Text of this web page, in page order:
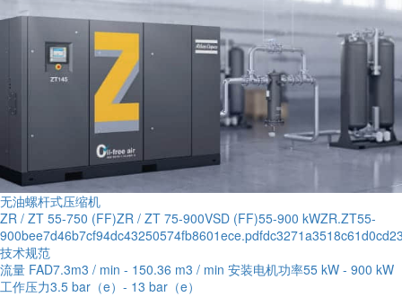
无油螺杆式压缩机
ZR / ZT 55-750 (FF)ZR / ZT 75-900VSD (FF)55-900 kWZR.ZT55-
技术规范
流量 FAD7.3m3 / min - 150.36 m3 / min 安装电机功率55 kW - 900 kW
工作压力3.5 bar（e）- 13 bar（e）